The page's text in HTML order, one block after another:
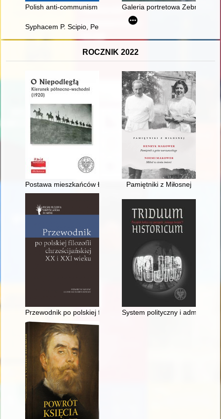
Polish anti-communism in the 20th century
Galeria portretowa
Syphacem P. Scipio, Persen L. Paullus, et si qui alii vinctos
ROCZNIK 2022
Postawa mieszkańców Łomży i powiatu łomżyńskiego w
Pamiętniki z Miłosnej
Przewodnik po polskiej filozofii chrześcijańskiej XX i XXI wieku
System polityczny i